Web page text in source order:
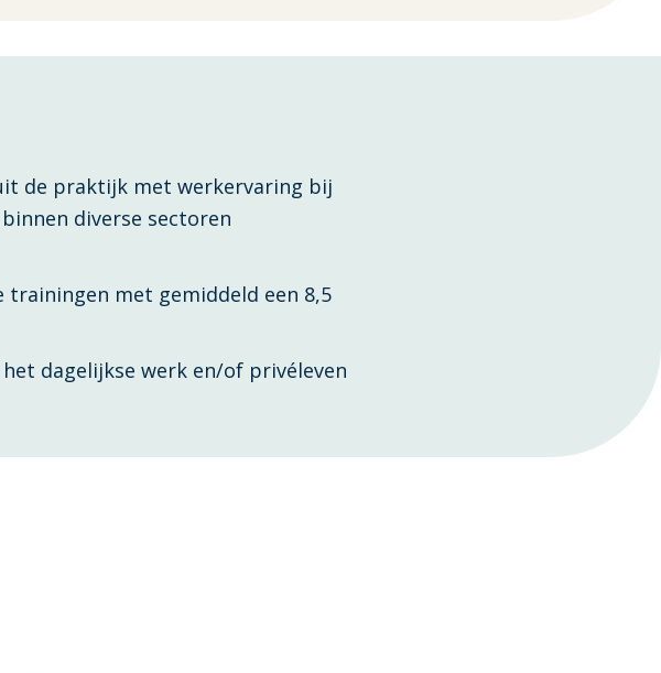
de praktijk met werkervaring bij
diverse sectoren
trainingen met gemiddeld een 8,5
dagelijkse werk en/of privéleven